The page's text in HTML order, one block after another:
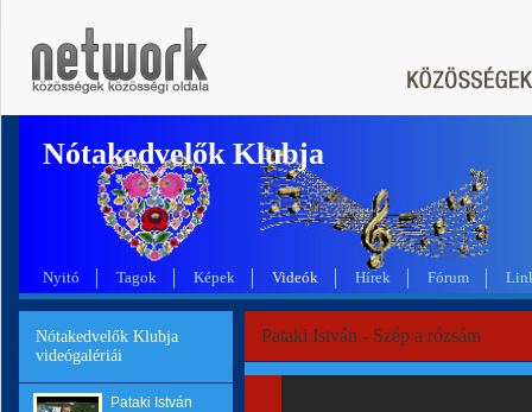
Nótakedvelők Klubja
Nyitó Tagok Képek Videók Hírek Fórum
Nótakedvelők Klubja
videógalériái
Pataki István
Pataki István - Szép a rózsám